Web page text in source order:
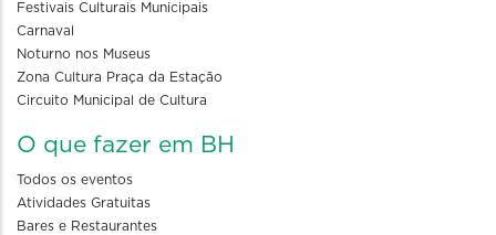
Festivais Culturais Municipais
Carnaval
Noturno nos Museus
Zona Cultura Praça da Estação
Circuito Municipal de Cultura
O que fazer em BH
Todos os eventos
Atividades Gratuitas
Bares e Restaurantes